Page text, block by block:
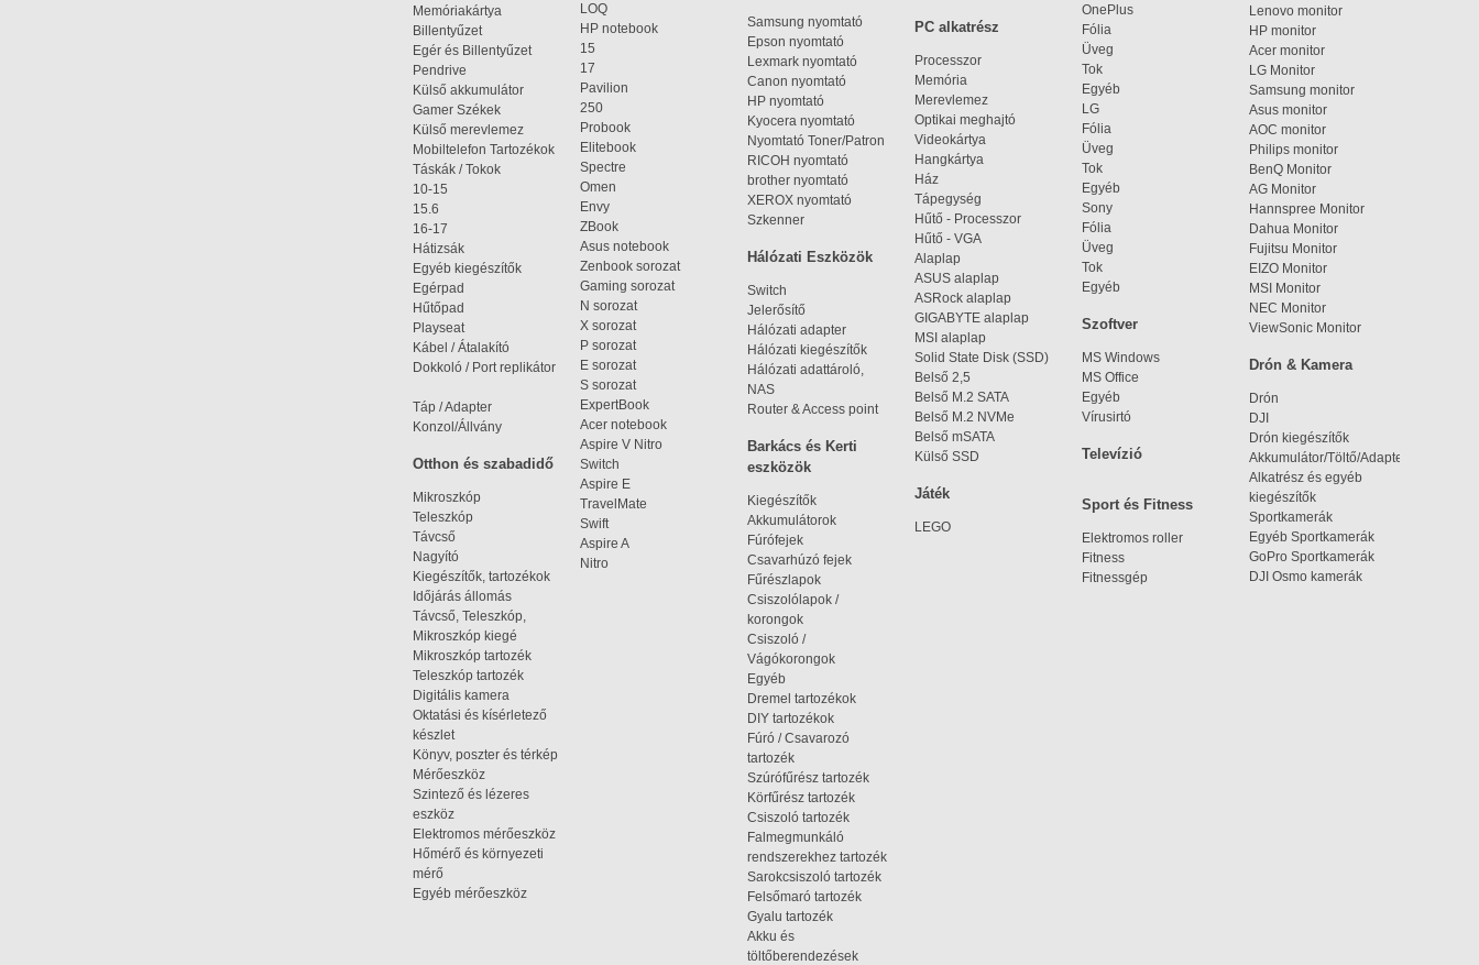
LOQ
HP notebook
15
17
Pavilion
250
Probook
Elitebook
Spectre
Omen
Envy
ZBook
Asus notebook
Zenbook sorozat
Gaming sorozat
N sorozat
X sorozat
P sorozat
E sorozat
S sorozat
ExpertBook
Acer notebook
Aspire V Nitro
Switch
Aspire E
TravelMate
Swift
Aspire A
Nitro
OnePlus
Fólia
Üveg
Tok
Egyéb
LG
Fólia
Üveg
Tok
Egyéb
Sony
Fólia
Üveg
Tok
Egyéb
Memóriakártya
Billentyűzet
Egér és Billentyűzet
Pendrive
Külső akkumulátor
Gamer Székek
Külső merevlemez
Mobiltelefon Tartozékok
Táskák / Tokok
10-15
15.6
16-17
Hátizsák
Egyéb kiegészítők
Egérpad
Hűtőpad
Playseat
Kábel / Átalakító
Dokkoló / Port replikátor
Táp / Adapter
Konzol/Állvány
Lenovo monitor
HP monitor
Acer monitor
LG Monitor
Samsung monitor
Asus monitor
AOC monitor
Philips monitor
BenQ Monitor
AG Monitor
Hannspree Monitor
Dahua Monitor
Fujitsu Monitor
EIZO Monitor
MSI Monitor
NEC Monitor
ViewSonic Monitor
Samsung nyomtató
Epson nyomtató
Lexmark nyomtató
Canon nyomtató
HP nyomtató
Kyocera nyomtató
Nyomtató Toner/Patron
RICOH nyomtató
brother nyomtató
XEROX nyomtató
Szkenner
PC alkatrész
Processzor
Memória
Merevlemez
Optikai meghajtó
Videokártya
Hangkártya
Ház
Tápegység
Hűtő - Processzor
Hűtő - VGA
Alaplap
ASUS alaplap
ASRock alaplap
GIGABYTE alaplap
MSI alaplap
Solid State Disk (SSD)
Belső 2,5
Belső M.2 SATA
Belső M.2 NVMe
Belső mSATA
Külső SSD
Hálózati Eszközök
Switch
Jelerősítő
Hálózati adapter
Hálózati kiegészítők
Hálózati adattároló,
NAS
Router & Access point
Szoftver
MS Windows
MS Office
Egyéb
Vírusirtó
Drón & Kamera
Drón
DJI
Drón kiegészítők
Akkumulátor/Töltő/Adapter
Alkatrész és egyéb
kiegészítők
Sportkamerák
Egyéb Sportkamerák
GoPro Sportkamerák
DJI Osmo kamerák
Barkács és Kerti
eszközök
Kiegészítők
Akkumulátorok
Fúrófejek
Csavarhúzó fejek
Fűrészlapok
Csiszolólapok /
korongok
Csiszoló /
Vágókorongok
Egyéb
Dremel tartozékok
DIY tartozékok
Fúró / Csavarozó
tartozék
Szúrófűrész tartozék
Körfűrész tartozék
Csiszoló tartozék
Falmegmunkáló
rendszerekhez tartozék
Sarokcsiszoló tartozék
Felsőmaró tartozék
Gyalu tartozék
Akku és
töltőberendezések
Televízió
Otthon és szabadidő
Mikroszkóp
Teleszkóp
Távcső
Nagyító
Kiegészítők, tartozékok
Időjárás állomás
Távcső, Teleszkóp,
Mikroszkóp kiegé
Mikroszkóp tartozék
Teleszkóp tartozék
Digitális kamera
Oktatási és kísérletező
készlet
Könyv, poszter és térkép
Mérőeszköz
Szintező és lézeres
eszköz
Elektromos mérőeszköz
Hőmérő és környezeti
mérő
Egyéb mérőeszköz
Játék
LEGO
Sport és Fitness
Elektromos roller
Fitness
Fitnessgép